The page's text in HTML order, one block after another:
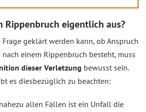
Rippenbruch eigentlich aus?
geklärt werden kann, ob Anspruch
einem Rippenbruch besteht, muss
dieser Verletzung bewusst sein.
es diesbezüglich zu beachten:
allen Fällen ist ein Unfall die